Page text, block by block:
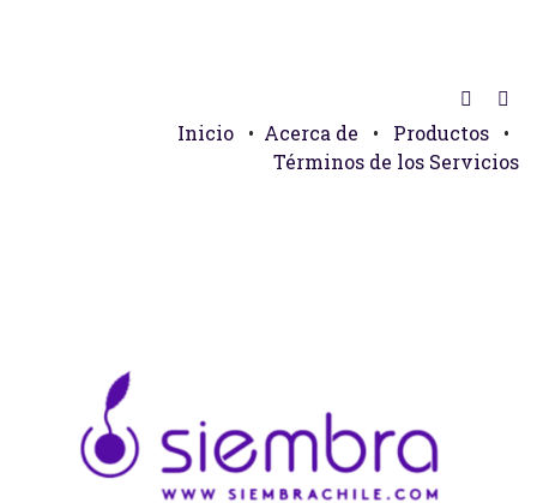
Inicio • Acerca de • Productos
•
Términos de los Servicios